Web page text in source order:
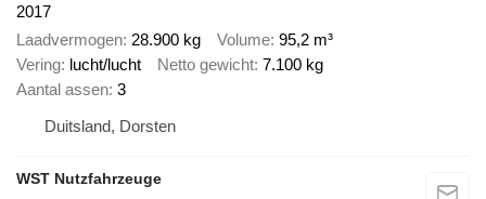
2017
Laadvermogen 28.900 kg Volume 95,2 m³
Vering lucht/lucht Netto gewicht 7.100 kg
Aantal assen 3
Duitsland, Dorsten
WST Nutzfahrzeuge